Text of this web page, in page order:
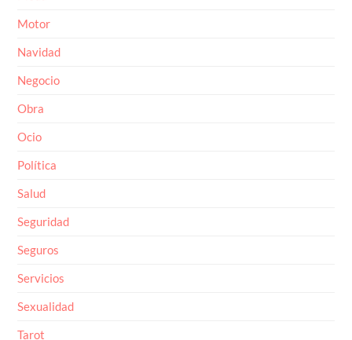
Motor
Navidad
Negocio
Obra
Ocio
Política
Salud
Seguridad
Seguros
Servicios
Sexualidad
Tarot